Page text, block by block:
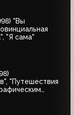
"Вы
"Я сама"
"Путешествия